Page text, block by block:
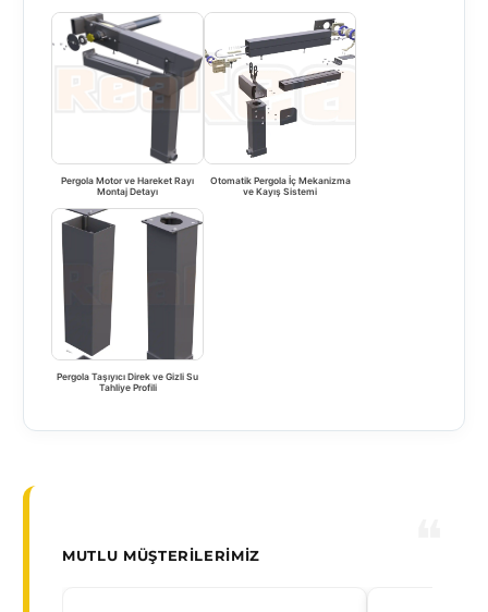
Pergola Motor ve Hareket Rayı
Montaj Detayı
Otomatik Pergola İç Mekanizma
ve Kayış Sistemi
Pergola Taşıyıcı Direk ve Gizli Su
Tahliye Profili
MUTLU MÜŞTERILERIMIZ